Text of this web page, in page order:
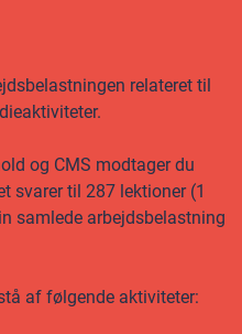
relateret til
og CMS modtager du
svarer til 287 lektioner (1
samlede arbejdsbelastning
af følgende aktiviteter: